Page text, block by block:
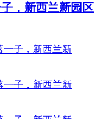
，新西兰新园区